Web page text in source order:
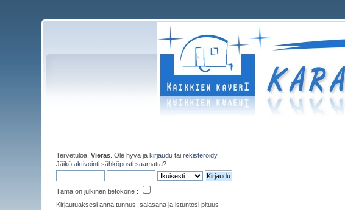
Tervetuloa,Vieras . Ole hyvä jakirjaudu tairekisteröidy.
Jäiköaktivointi sähköposti saamatta?
Tämä on julkinen tietokone :
Kirjautuaksesi anna tunnus, salasana ja istuntosi pituus